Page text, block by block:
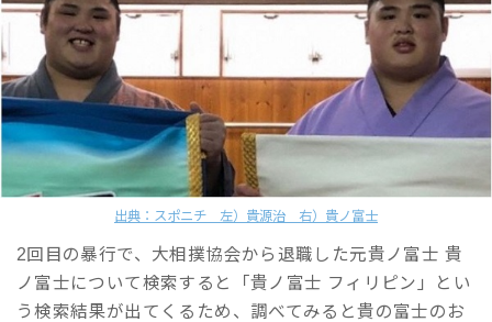
出典：スポニチ 左）貴源治 右）貴ノ富士
2回目の暴行で、大相撲協会から退職した元貴ノ富士 貴
ノ富士について検索すると「貴ノ富士 フィリピン」とい
う検索結果が出てくるため、調べてみると貴の富士のお